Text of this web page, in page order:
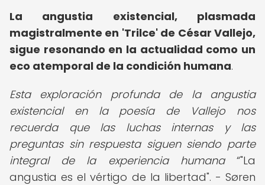
La angustia existencial, plasmada
magistralmente en 'Trilce' de César Vallejo,
sigue resonando en la actualidad como un
eco atemporal de la condición humana.
Esta exploración profunda de la angustia
existencial en la poesía de Vallejo nos
recuerda que las luchas internas y las
preguntas sin respuesta siguen siendo parte
integral de la experiencia humana
"La
angustia es el vértigo de la libertad". - Søren